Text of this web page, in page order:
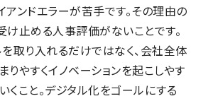
アンドエラーが苦手です。その理由の
け止める人事評価がないことです。
取り入れるだけではなく、会社全体
りやすくイノベーションを起こしやす
くこと。デジタル化をゴールにする